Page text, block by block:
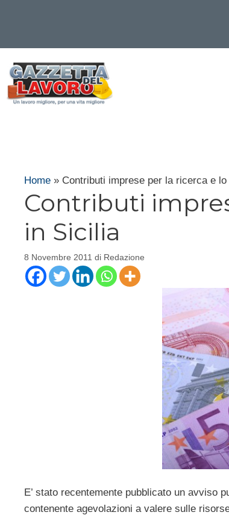
contenuto
Home » Contributi imprese per la ricerca e
Contributi
in Sicilia
8 Novembre 2011 di Redazione
E’ stato recentemente pubblicato un avviso
contenente agevolazioni a valere sulle